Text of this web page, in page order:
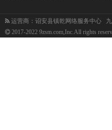
运营商：诏安县镇乾网络服务中心
2017-2022 9zsm.com,Inc.All rights